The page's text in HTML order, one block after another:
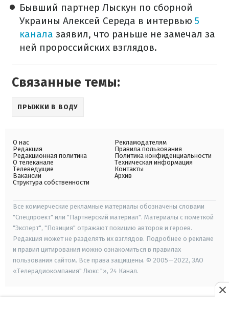
Бывший партнер Лыскун по сборной
Украины Алексей Середа в интервью 5
канала заявил, что раньше не замечал за
ней пророссийских взглядов.
Связанные темы:
ПРЫЖКИ В ВОДУ
О нас
Редакция
Редакционная политика
О телеканале
Телеведущие
Вакансии
Структура собственности
Рекламодателям
Правила пользования
Политика конфиденциальности
Техническая информация
Контакты
Архив
Все коммерческие рекламные материалы обозначены словами
"Спецпроект" или "Партнерский материал". Материалы с пометкой
"Эксперт", "Позиция" отражают позицию авторов и героев.
Редакция может не разделять их взглядов. Подробнее о рекламе
и правил цитирования можно ознакомиться в правилах
пользования сайтом. Все права защищены. © 2005—2022, ЗАО
«Телерадиокомпания" Люкс "», 24 Канал.